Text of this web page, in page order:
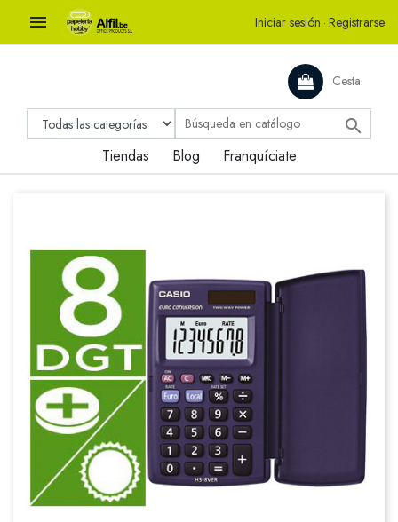
 Iniciar sesión · Registrarse
Cesta

Tiendas Blog Franquíciate